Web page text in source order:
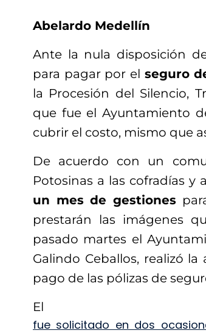
Abelardo Medellín
Ante la nula disposición
para pagar por el seguro
la Procesión del Silencio,
que fue el Ayuntamiento
cubrir el costo, mismo que
De acuerdo con un
Potosinas a las cofradías
un mes de gestiones
prestarán las imágenes
pasado martes el
Galindo Ceballos, realizó
pago de las pólizas de
El
fue solicitado en dos